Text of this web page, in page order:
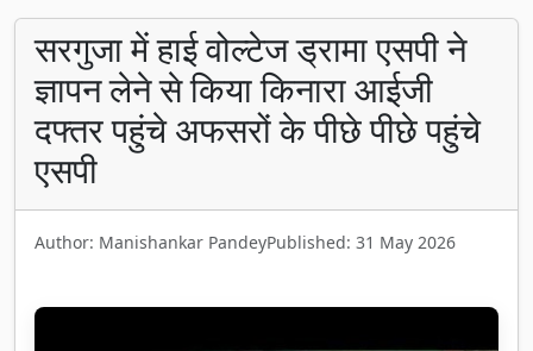
सरगुजा में हाई वोल्टेज ड्रामा एसपी ने
ज्ञापन लेने से किया किनारा आईजी
दफ्तर पहुंचे अफसरों के पीछे पीछे पहुंचे
एसपी
Author: Manishankar PandeyPublished: 31 May 2026